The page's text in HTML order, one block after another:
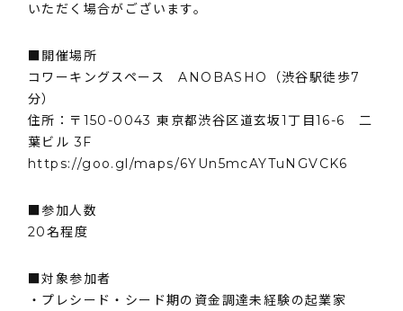
いただく場合がございます。
■開催場所
コワーキングスペース ANOBASHO（渋谷駅徒歩7
分）
住所：〒150-0043 東京都渋谷区道玄坂1丁目16-6 二
葉ビル 3F
https://goo.gl/maps/6YUn5mcAYTuNGVCK6
■参加人数
20名程度
■対象参加者
・プレシード・シード期の資金調達未経験の起業家